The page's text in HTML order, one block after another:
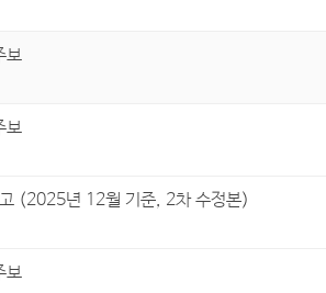
보
보
(2025년 12월 기준, 2차 수정본)
보